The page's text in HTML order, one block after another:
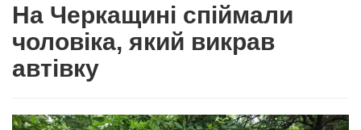
На Черкащині спіймали
чоловіка, який викрав
автівку